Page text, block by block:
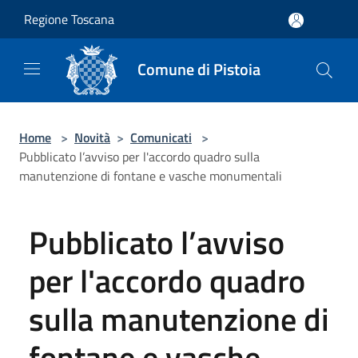
Regione Toscana
Comune di Pistoia
Home > Novità > Comunicati >
Pubblicato l’avviso per l'accordo quadro sulla
manutenzione di fontane e vasche monumentali
Pubblicato l’avviso
per l'accordo quadro
sulla manutenzione di